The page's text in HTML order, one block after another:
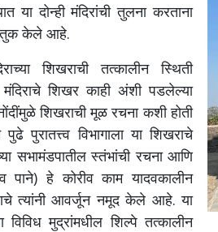
दोन्ही मंदिरांची तुलना करताना
केले आहे.
शिखराची तत्कालीन स्थिती
शिखर काही अंशी पडलेल्या
शिखराची मूळ रचना कशी होती
पुरातत्त्व विभागाला या शिखराचे
सभामंडपातील स्तंभांची रचना आणि
हे कोरीव काम यादवकालीन
त्यांनी आवर्जून नमूद केले आहे. या
मुद्रांमधील शिल्पे तत्कालीन